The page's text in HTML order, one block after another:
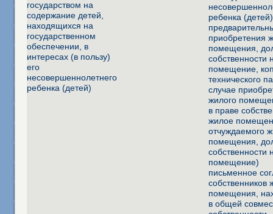
государством на
содержание детей,
находящихся на
государственном
обеспечении, в
интересах (в пользу)
его
несовершеннолетнего
ребенка (детей)
ребенка (детей)
приобретения
помещения,
собственности
помещение,
технического
случае
жилого
в праве
жилое
отчуждаемого
помещения,
собственности
помещение)
письменное
собственников
помещения,
в общей